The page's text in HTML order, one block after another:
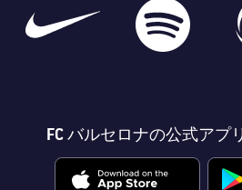
FC バルセロナの公式アプ